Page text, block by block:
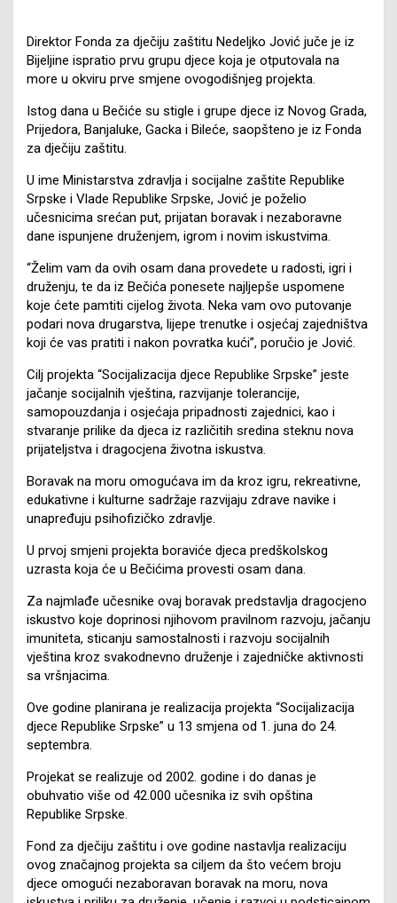
Direktor Fonda za dječiju zaštitu Nedeljko Jović juče je iz
Bijeljine ispratio prvu grupu djece koja je otputovala na
more u okviru prve smjene ovogodišnjeg projekta.
Istog dana u Bečiće su stigle i grupe djece iz Novog Grada,
Prijedora, Banjaluke, Gacka i Bileće, saopšteno je iz Fonda
za dječiju zaštitu.
U ime Ministarstva zdravlja i socijalne zaštite Republike
Srpske i Vlade Republike Srpske, Jović je poželio
učesnicima srećan put, prijatan boravak i nezaboravne
dane ispunjene druženjem, igrom i novim iskustvima.
“Želim vam da ovih osam dana provedete u radosti, igri i
druženju, te da iz Bečića ponesete najljepše uspomene
koje ćete pamtiti cijelog života. Neka vam ovo putovanje
podari nova drugarstva, lijepe trenutke i osjećaj zajedništva
koji će vas pratiti i nakon povratka kući”, poručio je Jović.
Cilj projekta “Socijalizacija djece Republike Srpske” jeste
jačanje socijalnih vještina, razvijanje tolerancije,
samopouzdanja i osjećaja pripadnosti zajednici, kao i
stvaranje prilike da djeca iz različitih sredina steknu nova
prijateljstva i dragocjena životna iskustva.
Boravak na moru omogućava im da kroz igru, rekreativne,
edukativne i kulturne sadržaje razvijaju zdrave navike i
unapređuju psihofizičko zdravlje.
U prvoj smjeni projekta boraviće djeca predškolskog
uzrasta koja će u Bečićima provesti osam dana.
Za najmlađe učesnike ovaj boravak predstavlja dragocjeno
iskustvo koje doprinosi njihovom pravilnom razvoju, jačanju
imuniteta, sticanju samostalnosti i razvoju socijalnih
vještina kroz svakodnevno druženje i zajedničke aktivnosti
sa vršnjacima.
Ove godine planirana je realizacija projekta “Socijalizacija
djece Republike Srpske” u 13 smjena od 1. juna do 24.
septembra.
Projekat se realizuje od 2002. godine i do danas je
obuhvatio više od 42.000 učesnika iz svih opština
Republike Srpske.
Fond za dječiju zaštitu i ove godine nastavlja realizaciju
ovog značajnog projekta sa ciljem da što većem broju
djece omogući nezaboravan boravak na moru, nova